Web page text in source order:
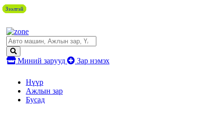
Миний зарууд Зар нэмэх
Нүүр
Ажлын зар
Бусад
Зээлтэй
Зээлтэй
Зээлтэй
Зээлтэй
Зээлтэй